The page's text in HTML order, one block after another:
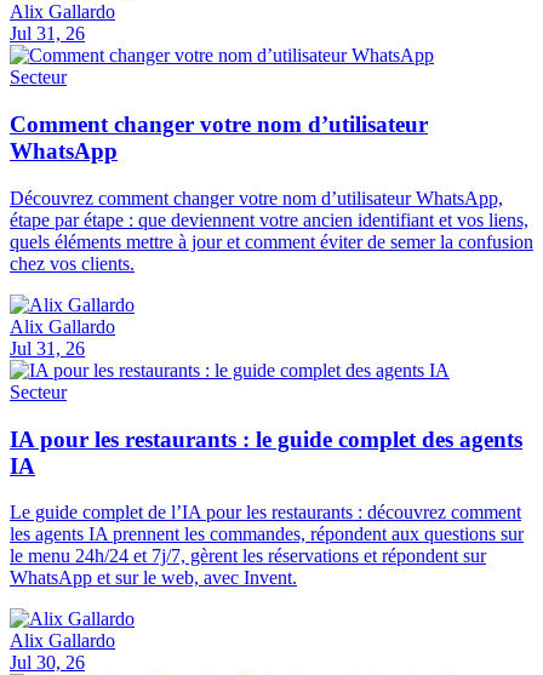
Alix Gallardo
Jul 31, 26
Secteur
Comment changer votre nom d’utilisateur
WhatsApp
Découvrez comment changer votre nom d’utilisateur WhatsApp,
étape par étape : que deviennent votre ancien identifiant et vos liens,
quels éléments mettre à jour et comment éviter de semer la confusion
chez vos clients.
Alix Gallardo
Jul 31, 26
Secteur
IA pour les restaurants : le guide complet des agents
IA
Le guide complet de l’IA pour les restaurants : découvrez comment
les agents IA prennent les commandes, répondent aux questions sur
le menu 24h/24 et 7j/7, gèrent les réservations et répondent sur
WhatsApp et sur le web, avec Invent.
Alix Gallardo
Jul 30, 26